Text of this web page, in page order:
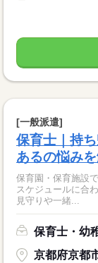
[一般派遣]
保育士｜持
あるの悩み
保育園・保育施設で
スケジュールに合
見守りや一緒...
保育士・幼
京都府京都